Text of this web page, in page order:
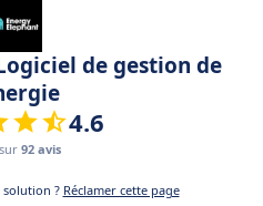
de gestion de
4.6
92 avis
solution ? Réclamer cette page